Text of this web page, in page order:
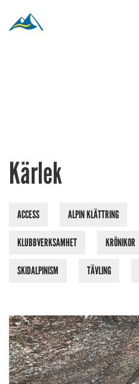
Kärlek
ACCESS ALPIN KLÄTTRING
KLUBBVERKSAMHET KRÖNIKOR
SKIDALPINISM TÄVLING